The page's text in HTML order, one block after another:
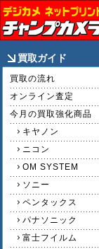
買取ガイド
買取の流れ
オンライン査定
今月の買取強化商品
キヤノン
ニコン
OM SYSTEM
ソニー
ペンタックス
パナソニック
富士フイルム